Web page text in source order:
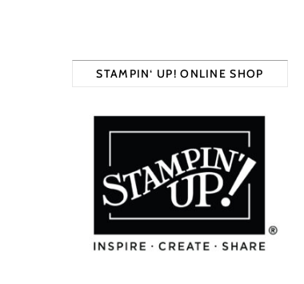
STAMPIN‘ UP! ONLINE SHOP